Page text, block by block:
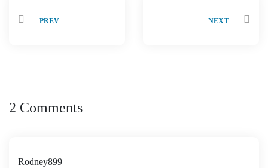
PREV NEXT
2 Comments
Rodney899